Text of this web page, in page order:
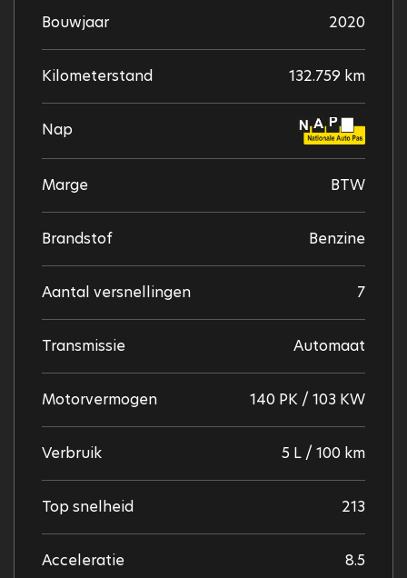
Bouwjaar 2020
Kilometerstand 132.759 km
Nap
Marge BTW
Brandstof Benzine
Aantal versnellingen 7
Transmissie Automaat
Motorvermogen 140 PK / 103 KW
Verbruik 5 L / 100 km
Top snelheid 213
Acceleratie 8.5